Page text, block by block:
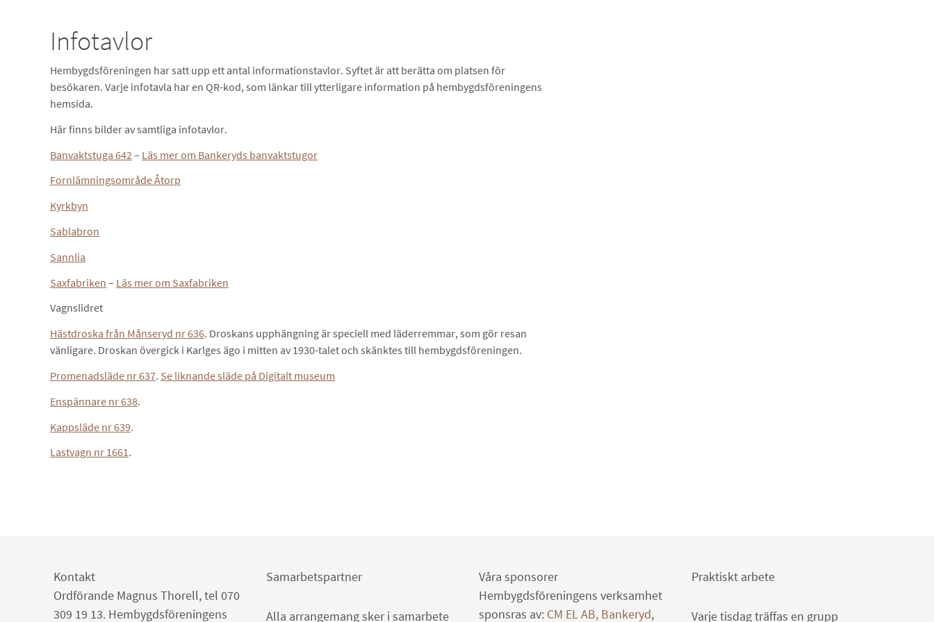
Infotavlor
Hembygdsföreningen har satt upp ett antal informationstavlor. Syftet är att berätta om platsen för
besökaren. Varje infotavla har en QR-kod, som länkar till ytterligare information på hembygdsföreningens
hemsida.
Här finns bilder av samtliga infotavlor.
Banvaktstuga 642 – Läs mer om Bankeryds banvaktstugor
Fornlämningsområde Åtorp
Kyrkbyn
Sablabron
Sannlia
Saxfabriken – Läs mer om Saxfabriken
Vagnslidret
Hästdroska från Månseryd nr 636. Droskans upphängning är speciell med läderremmar, som gör resan
vänligare. Droskan övergick i Karlges ägo i mitten av 1930-talet och skänktes till hembygdsföreningen.
Promenadsläde nr 637. Se liknande släde på Digitalt museum
Enspännare nr 638.
Kappsläde nr 639.
Lastvagn nr 1661.
Kontakt
Ordförande Magnus Thorell, tel 070
309 19 13. Hembygdsföreningens
Samarbetspartner
Alla arrangemang sker i samarbete
Våra sponsorer
Hembygdsföreningens verksamhet
sponsras av: CM EL AB, Bankeryd,
Praktiskt arbete
Varje tisdag träffas en grupp